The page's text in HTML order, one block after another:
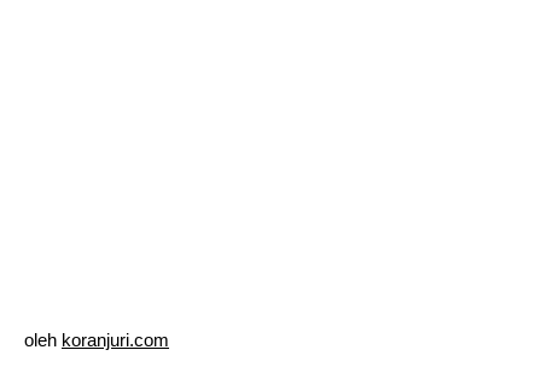
oleh koranjuri.com